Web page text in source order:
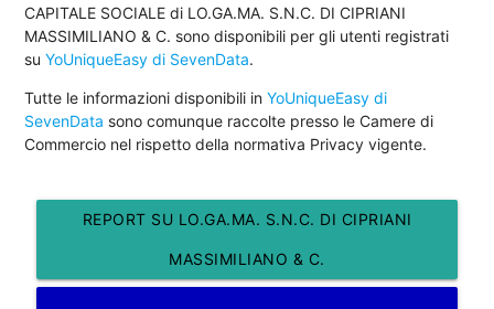
CAPITALE SOCIALE di LO.GA.MA. S.N.C. DI CIPRIANI
MASSIMILIANO & C. sono disponibili per gli utenti registrati
suYoUniqueEasy di SevenData.
Tutte le informazioni disponibili inYoUniqueEasy di
SevenData sono comunque raccolte presso le Camere di
Commercio nel rispetto della normativa Privacy vigente.
REPORT SU LO.GA.MA. S.N.C. DI CIPRIANI
MASSIMILIANO & C.